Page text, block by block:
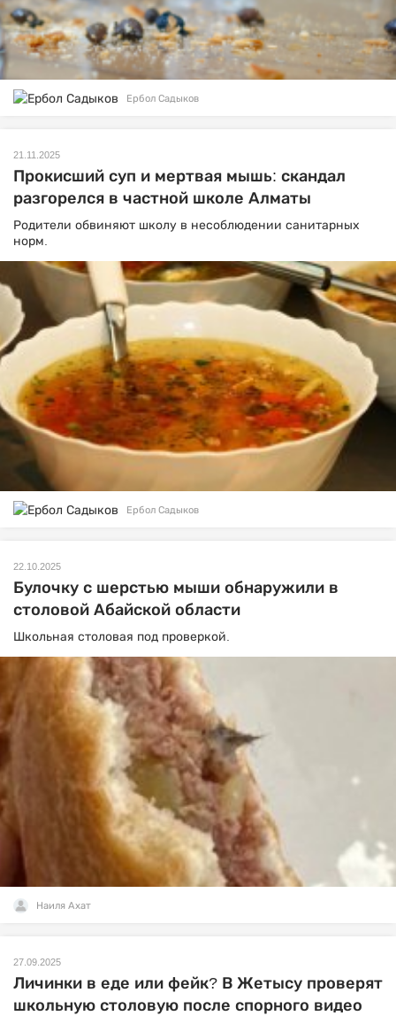
Ербол Садыков
21.11.2025
Прокисший суп и мертвая мышь: скандал
разгорелся в частной школе Алматы
Родители обвиняют школу в несоблюдении санитарных
норм.
Ербол Садыков
22.10.2025
Булочку с шерстью мыши обнаружили в
столовой Абайской области
Школьная столовая под проверкой.
Наиля Ахат
27.09.2025
Личинки в еде или фейк? В Жетысу проверят
школьную столовую после спорного видео